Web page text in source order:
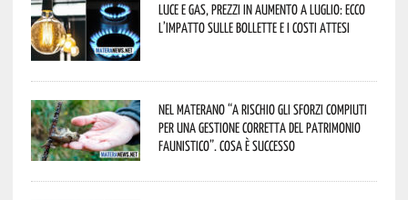
Luce e gas, prezzi in aumento a luglio: ecco
l’impatto sulle bollette e i costi attesi
Nel materano “a rischio gli sforzi compiuti
per una gestione corretta del patrimonio
faunistico”. Cosa è successo